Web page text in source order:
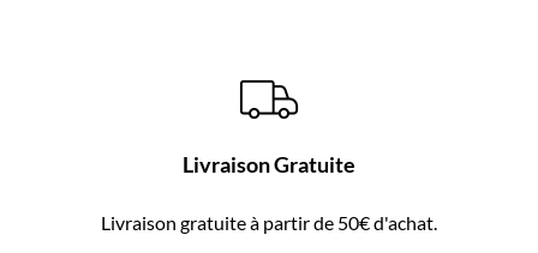
Livraison Gratuite
Livraison gratuite à partir de 50€ d'achat.